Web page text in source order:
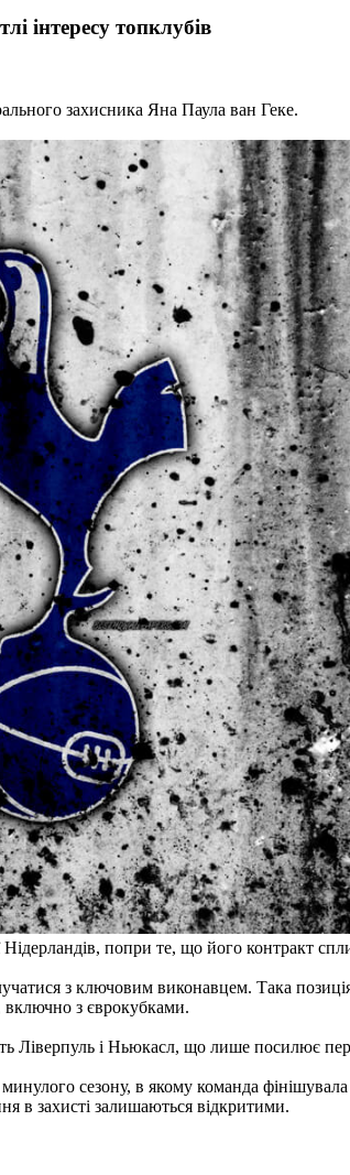
інтересу топклубів
захисника Яна Паула ван Геке.
попри те, що його контракт
з ключовим виконавцем. Така
включно з єврокубками.
і Ньюкасл, що лише посилює
сезону, в якому команда
в захисті залишаються відкритими.